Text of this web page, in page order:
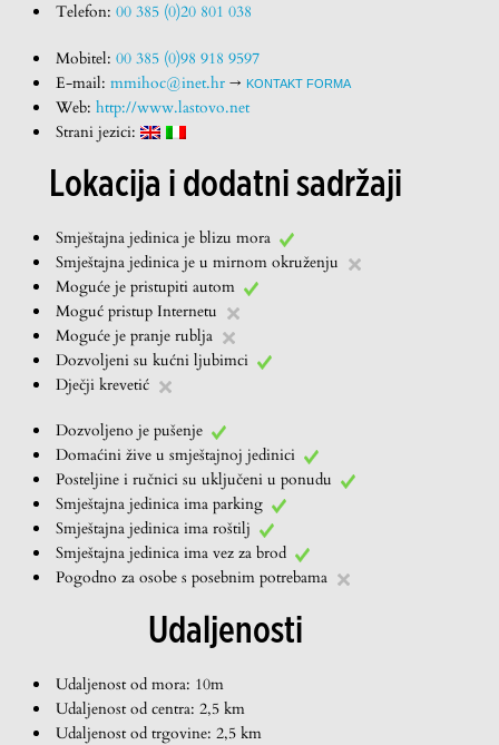
Telefon: 00 385 (0)20 801 038
Mobitel: 00 385 (0)98 918 9597
E-mail: mmihoc@inet.hr→ KONTAKT FORMA
Web: http://www.lastovo.net
Strani jezici:
Lokacija i dodatni sadržaji
Smještajna jedinica je blizu mora
Smještajna jedinica je u mirnom okruženju
Moguće je pristupiti autom
Moguć pristup Internetu
Moguće je pranje rublja
Dozvoljeni su kućni ljubimci
Dječji krevetić
Dozvoljeno je pušenje
Domaćini žive u smještajnoj jedinici
Posteljine i ručnici su uključeni u ponudu
Smještajna jedinica ima parking
Smještajna jedinica ima roštilj
Smještajna jedinica ima vez za brod
Pogodno za osobe s posebnim potrebama
Udaljenosti
Udaljenost od mora: 10m
Udaljenost od centra: 2,5 km
Udaljenost od trgovine: 2,5 km